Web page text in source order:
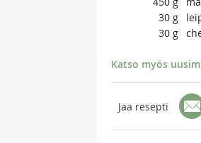
30 g
30 g
Katso myös
Jaa resepti